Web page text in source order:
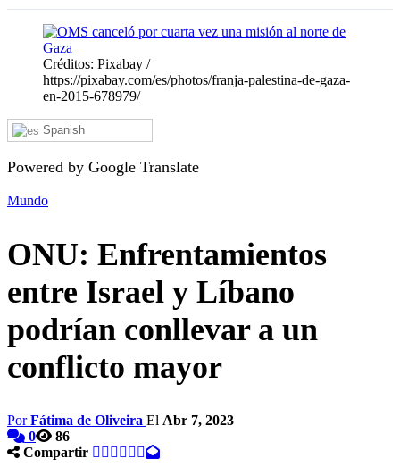
Créditos: Pixabay /
https://pixabay.com/es/photos/franja-palestina-de-gaza-
en-2015-678979/
Spanish
Powered by Google Translate
Mundo
ONU: Enfrentamientos
entre Israel y Líbano
podrían conllevar a un
conflicto mayor
PorFátima de Oliveira El Abr 7, 2023
0
86
Compartir